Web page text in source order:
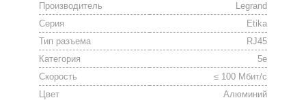
Производитель
Legrand
Серия
Etika
Тип разъема
RJ45
Категория
5е
Скорость
≤ 100 Мбит/с
Цвет
Алюминий